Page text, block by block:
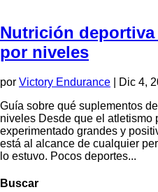
Nutrición
por niveles
por Victory Endurance Dic 4,
Guía sobre qué suplementos
niveles Desde que el atletismo
experimentado grandes y
está al alcance de cualquier
lo estuvo. Pocos deportes...
Buscar